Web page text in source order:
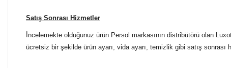
Satış Sonrası Hizmetler
İncelemekte olduğunuz ürün Persol markasının distribütörü olan
ücretsiz bir şekilde ürün ayarı, vida ayarı, temizlik gibi satış sonrası